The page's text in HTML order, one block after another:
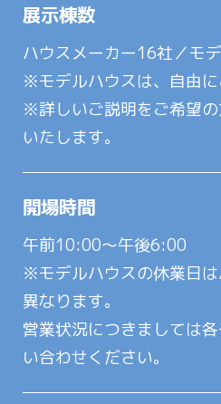
展示棟数
ハウスメーカー16社／モ
※モデルハウスは、自由に
※詳しいご説明をご希望
いたします。
開場時間
午前10:00～午後6:00
※モデルハウスの休業日
異なります。
営業状況につきましては
い合わせください。